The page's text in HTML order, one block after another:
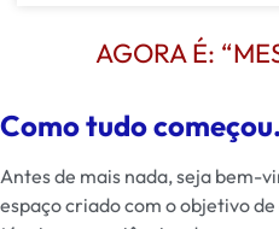
AGORA É:
Como tudo
Antes de mais nada, seja bem-
espaço criado com o objetivo